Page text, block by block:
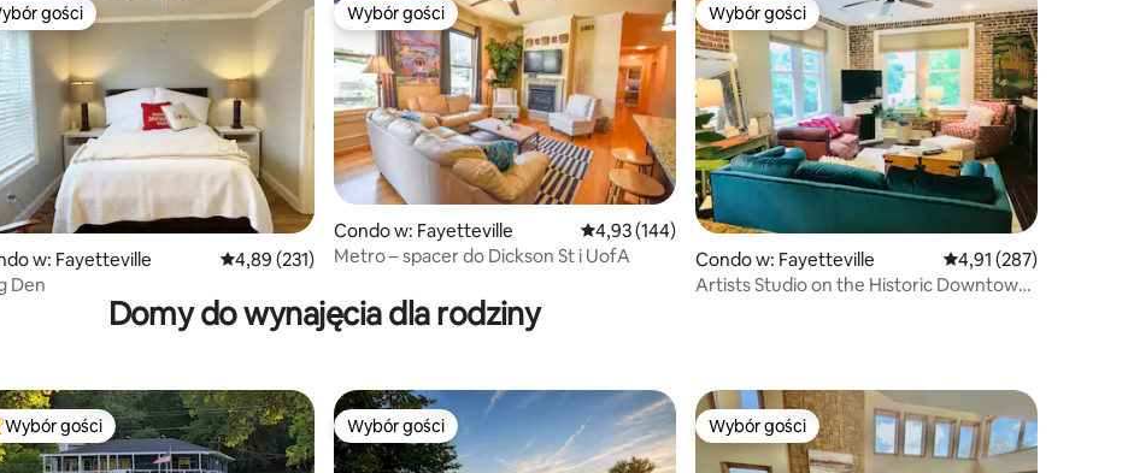
na 5, liczba recenzji: 281
gości
gości
w: Fayetteville Średnia ocena: 4,89 na 5, liczba recenzji: 231
4,89 (231)
Den
Wybór gości
Wybór gości
Condo w: Fayetteville Średnia ocena: 4,93 na 5, liczba recenzji: 144
4,93 (144)
Metro – spacer do Dickson St i UofA
Wybór gości
Wybór gości
Condo w: Fayetteville Średnia ocena: 4,91
4,91 (287)
Artists Studio on the Historic Downtown
Domy do wynajęcia dla rodziny
z kategorii Wybór gości
Wybór gości Wybór gości
Wybór gości Wybór gości
Wybór gości